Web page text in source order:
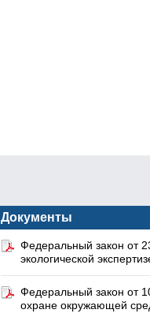
Документы
Федеральный закон от
экологической
Федеральный закон от
охране окружающей